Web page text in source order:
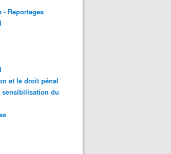
Reportages
et le droit pénal
du